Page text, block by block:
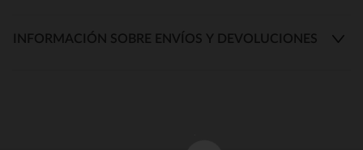
INFORMACIÓN SOBRE ENVÍOS Y DEVOLUCIONES